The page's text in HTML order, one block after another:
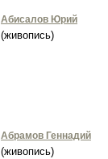
Абисалов Юрий
(живопись)
Абрамов Геннадий
(живопись)